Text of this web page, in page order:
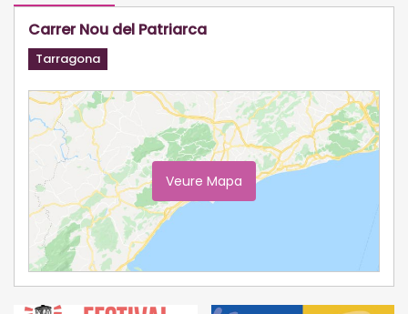
Carrer Nou del Patriarca
Tarragona
Veure Mapa